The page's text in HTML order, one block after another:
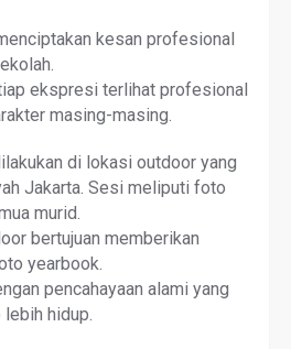
kesan profesional
ekspresi terlihat profesional
masing-masing.
di lokasi outdoor yang
Jakarta. Sesi meliputi foto
murid.
bertujuan memberikan
yearbook.
pencahayaan alami yang
hidup.